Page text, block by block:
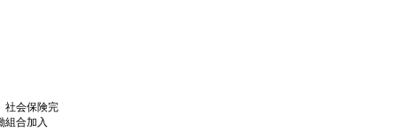
社会保険完
組合加入